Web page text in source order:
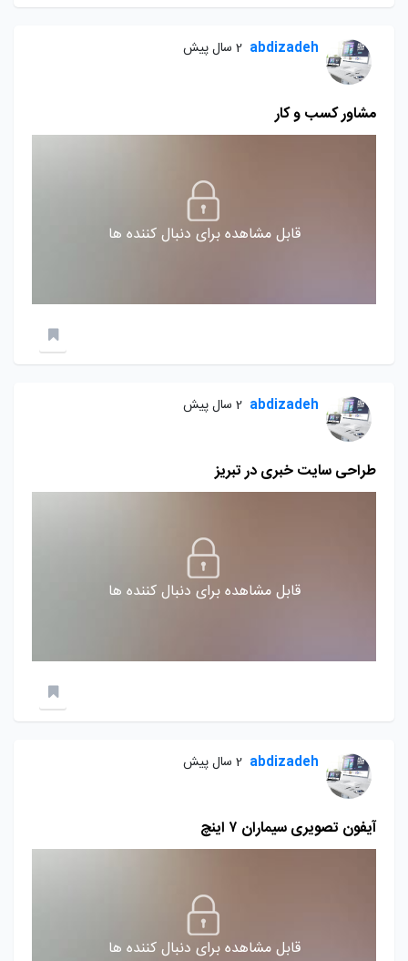
abdizadeh 2 سال پیش
مشاور کسب و کار
قابل مشاهده برای دنبال کننده ها
abdizadeh 2 سال پیش
طراحی سایت خبری در تبریز
قابل مشاهده برای دنبال کننده ها
abdizadeh 2 سال پیش
آیفون تصویری سیماران ۷ اینچ
قابل مشاهده برای دنبال کننده ها